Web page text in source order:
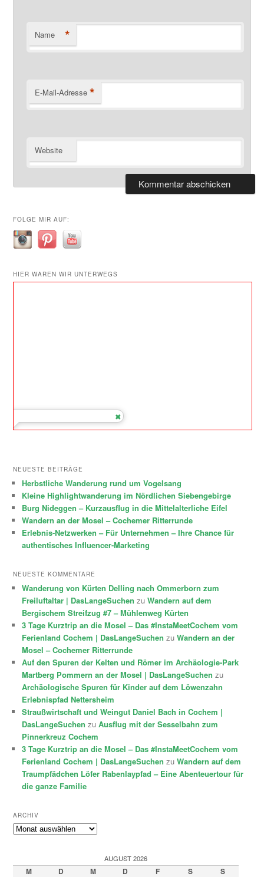
Name *
E-Mail-Adresse *
Website
FOLGE MIR AUF:
HIER WAREN WIR UNTERWEGS
NEUESTE BEITRÄGE
Herbstliche Wanderung rund um Vogelsang
Kleine Highlightwanderung im Nördlichen Siebengebirge
Burg Nideggen – Kurzausflug in die Mittelalterliche Eifel
Wandern an der Mosel – Cochemer Ritterrunde
Erlebnis-Netzwerken – Für Unternehmen – Ihre Chance für
authentisches Influencer-Marketing
NEUESTE KOMMENTARE
Wanderung von Kürten Delling nach Ommerborn zum
Freiluftaltar | DasLangeSuchen zuWandern auf dem
Bergischem Streifzug #7 – Mühlenweg Kürten
3 Tage Kurztrip an die Mosel – Das #InstaMeetCochem vom
Ferienland Cochem | DasLangeSuchen zuWandern an der
Mosel – Cochemer Ritterrunde
Auf den Spuren der Kelten und Römer im Archäologie-Park
Martberg Pommern an der Mosel | DasLangeSuchen zu
Archäologische Spuren für Kinder auf dem Löwenzahn
Erlebnispfad Nettersheim
Straußwirtschaft und Weingut Daniel Bach in Cochem |
DasLangeSuchen zuAusflug mit der Sesselbahn zum
Pinnerkreuz Cochem
3 Tage Kurztrip an die Mosel – Das #InstaMeetCochem vom
Ferienland Cochem | DasLangeSuchen zuWandern auf dem
Traumpfädchen Löfer Rabenlaypfad – Eine Abenteuertour für
die ganze Familie
ARCHIV
Archiv
AUGUST 2026
M D M D F S S